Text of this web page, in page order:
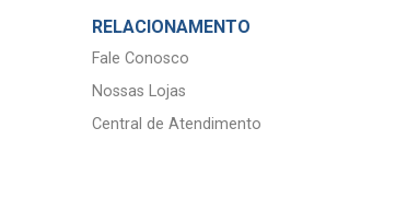
RELACIONAMENTO
Fale Conosco
Nossas Lojas
Central de Atendimento